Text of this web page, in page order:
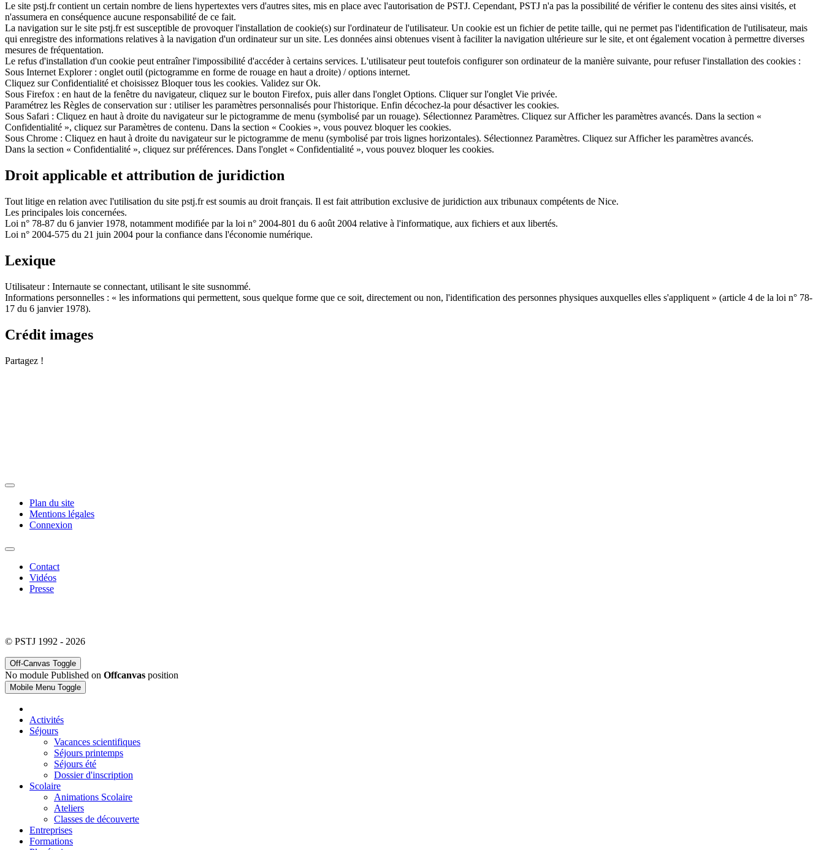
Le site pstj.fr contient un certain nombre de liens hypertextes vers d'autres sites, mis en place avec l'autorisation de PSTJ. Cependant, PSTJ n'a pas la possibilité de vérifier le contenu des sites ainsi visités, et
n'assumera en conséquence aucune responsabilité de ce fait.
La navigation sur le site pstj.fr est susceptible de provoquer l'installation de cookie(s) sur l'ordinateur de l'utilisateur. Un cookie est un fichier de petite taille, qui ne permet pas l'identification de l'utilisateur, mais
qui enregistre des informations relatives à la navigation d'un ordinateur sur un site. Les données ainsi obtenues visent à faciliter la navigation ultérieure sur le site, et ont également vocation à permettre diverses
mesures de fréquentation.
Le refus d'installation d'un cookie peut entraîner l'impossibilité d'accéder à certains services. L'utilisateur peut toutefois configurer son ordinateur de la manière suivante, pour refuser l'installation des cookies :
Sous Internet Explorer : onglet outil (pictogramme en forme de rouage en haut a droite) / options internet.
Cliquez sur Confidentialité et choisissez Bloquer tous les cookies. Validez sur Ok.
Sous Firefox : en haut de la fenêtre du navigateur, cliquez sur le bouton Firefox, puis aller dans l'onglet Options. Cliquer sur l'onglet Vie privée.
Paramétrez les Règles de conservation sur : utiliser les paramètres personnalisés pour l'historique. Enfin décochez-la pour désactiver les cookies.
Sous Safari : Cliquez en haut à droite du navigateur sur le pictogramme de menu (symbolisé par un rouage). Sélectionnez Paramètres. Cliquez sur Afficher les paramètres avancés. Dans la section «
Confidentialité », cliquez sur Paramètres de contenu. Dans la section « Cookies », vous pouvez bloquer les cookies.
Sous Chrome : Cliquez en haut à droite du navigateur sur le pictogramme de menu (symbolisé par trois lignes horizontales). Sélectionnez Paramètres. Cliquez sur Afficher les paramètres avancés.
Dans la section « Confidentialité », cliquez sur préférences. Dans l'onglet « Confidentialité », vous pouvez bloquer les cookies.
Droit applicable et attribution de juridiction
Tout litige en relation avec l'utilisation du site pstj.fr est soumis au droit français. Il est fait attribution exclusive de juridiction aux tribunaux compétents de Nice.
Les principales lois concernées.
Loi n° 78-87 du 6 janvier 1978, notamment modifiée par la loi n° 2004-801 du 6 août 2004 relative à l'informatique, aux fichiers et aux libertés.
Loi n° 2004-575 du 21 juin 2004 pour la confiance dans l'économie numérique.
Lexique
Utilisateur : Internaute se connectant, utilisant le site susnommé.
Informations personnelles : « les informations qui permettent, sous quelque forme que ce soit, directement ou non, l'identification des personnes physiques auxquelles elles s'appliquent » (article 4 de la loi n° 78-
17 du 6 janvier 1978).
Crédit images
Partagez !
Plan du site
Mentions légales
Connexion
Contact
Vidéos
Presse
© PSTJ 1992 - 2026
Off-Canvas Toggle
No module Published on Offcanvas position
Mobile Menu Toggle
Activités
Séjours
Vacances scientifiques
Séjours printemps
Séjours été
Dossier d'inscription
Scolaire
Animations Scolaire
Ateliers
Classes de découverte
Entreprises
Formations